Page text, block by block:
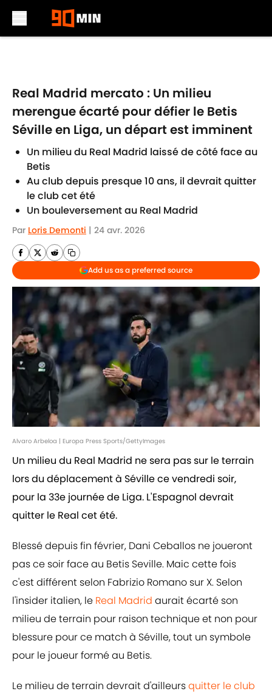
Real Madrid mercato : Un milieu
merengue écarté pour défier le Betis
Séville en Liga, un départ est imminent
Un milieu du Real Madrid laissé de côté face au
Betis
Au club depuis presque 10 ans, il devrait quitter
le club cet été
Un bouleversement au Real Madrid
Par Loris Demonti | 24 avr. 2026
Add us as a preferred source
Alvaro Arbeloa | Europa Press Sports/GettyImages
Un milieu du Real Madrid ne sera pas sur le terrain
lors du déplacement à Séville ce vendredi soir,
pour la 33e journée de Liga. L'Espagnol devrait
quitter le Real cet été.
Blessé depuis fin février, Dani Ceballos ne joueront
pas ce soir face au Betis Seville. Maic cette fois
c'est différent selon Fabrizio Romano sur X. Selon
l'insider italien, le Real Madrid aurait écarté son
milieu de terrain pour raison technique et non pour
blessure pour ce match à Séville, tout un symbole
pour le joueur formé au Betis.
Le milieu de terrain devrait d'ailleursquitter le club